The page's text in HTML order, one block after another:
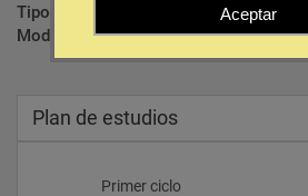
Tipo:
Carreras Universitarias
Modalidad:
Presencial
Plan de estudios
                    Primer ciclo
Aceptar